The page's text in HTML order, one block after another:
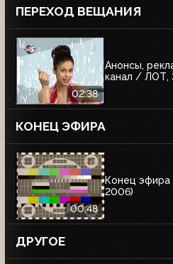
ПЕРЕХОД ВЕЩАНИЯ
02:38
Анонсы,
КОНЕЦ ЭФИРА
00:48
Конец эфира
2006)
ДРУГОЕ